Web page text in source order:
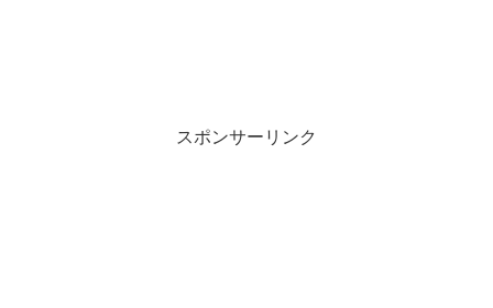
スポンサーリンク